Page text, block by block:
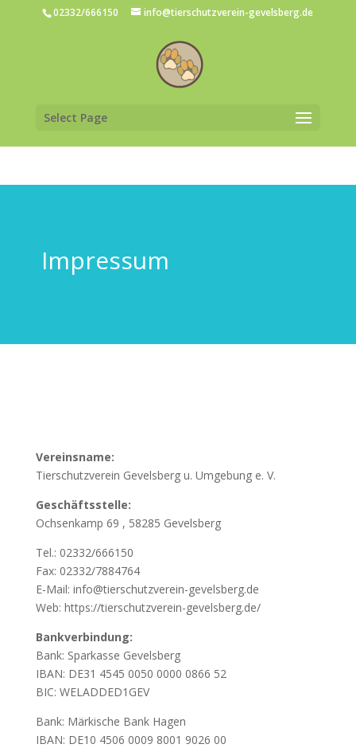
02332/666150 info@tierschutzverein-gevelsberg.de
Select Page
Impressum
Vereinsname:
Tierschutzverein Gevelsberg u. Umgebung e. V.
Geschäftsstelle:
Ochsenkamp 69 , 58285 Gevelsberg
Tel.: 02332/666150
Fax: 02332/7884764
E-Mail: info@tierschutzverein-gevelsberg.de
Web: https://tierschutzverein-gevelsberg.de/
Bankverbindung:
Bank: Sparkasse Gevelsberg
IBAN: DE31 4545 0050 0000 0866 52
BIC: WELADDED1GEV
Bank: Märkische Bank Hagen
IBAN: DE10 4506 0009 8001 9026 00